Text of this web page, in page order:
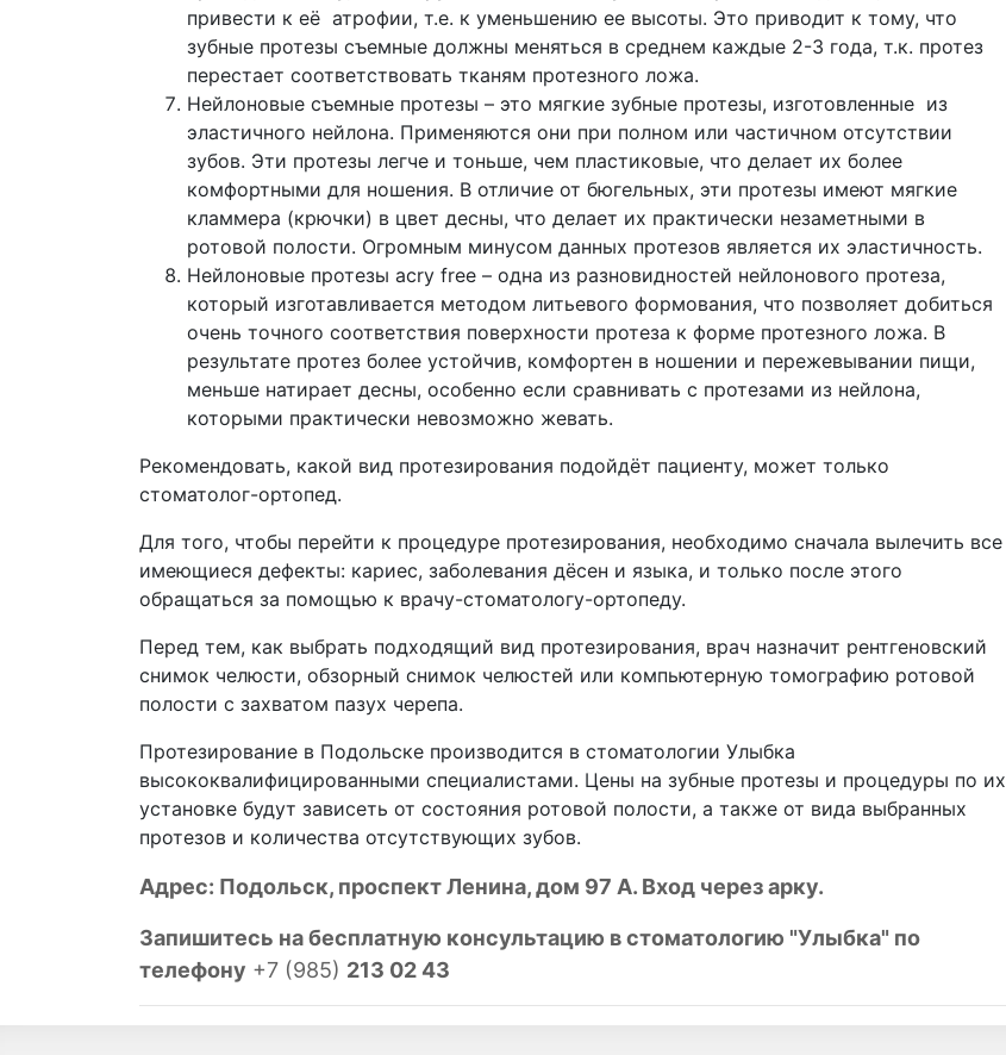
привести к её атрофии, т.е. к уменьшению ее высоты. Это приводит к тому, что
зубные протезы съемные должны меняться в среднем каждые 2-3 года, т.к. протез
перестает соответствовать тканям протезного ложа.
Нейлоновые съемные протезы – это мягкие зубные протезы, изготовленные из
эластичного нейлона. Применяются они при полном или частичном отсутствии
зубов. Эти протезы легче и тоньше, чем пластиковые, что делает их более
комфортными для ношения. В отличие от бюгельных, эти протезы имеют мягкие
кламмера (крючки) в цвет десны, что делает их практически незаметными в
ротовой полости. Огромным минусом данных протезов является их эластичность.
Нейлоновые протезы аcry free – одна из разновидностей нейлонового протеза,
который изготавливается методом литьевого формования, что позволяет добиться
очень точного соответствия поверхности протеза к форме протезного ложа. В
результате протез более устойчив, комфортен в ношении и пережевывании пищи,
меньше натирает десны, особенно если сравнивать с протезами из нейлона,
которыми практически невозможно жевать.
Рекомендовать, какой вид протезирования подойдёт пациенту, может только
стоматолог-ортопед.
Для того, чтобы перейти к процедуре протезирования, необходимо сначала вылечить все
имеющиеся дефекты: кариес, заболевания дёсен и языка, и только после этого
обращаться за помощью к врачу-стоматологу-ортопеду.
Перед тем, как выбрать подходящий вид протезирования, врач назначит рентгеновский
снимок челюсти, обзорный снимок челюстей или компьютерную томографию ротовой
полости с захватом пазух черепа.
Протезирование в Подольске производится в стоматологии Улыбка
высококвалифицированными специалистами. Цены на зубные протезы и процедуры по их
установке будут зависеть от состояния ротовой полости, а также от вида выбранных
протезов и количества отсутствующих зубов.
Адрес: Подольск, проспект Ленина, дом 97 А. Вход через арку.
Запишитесь на бесплатную консультацию в стоматологию "Улыбка" по
телефону +7 (985) 213 02 43